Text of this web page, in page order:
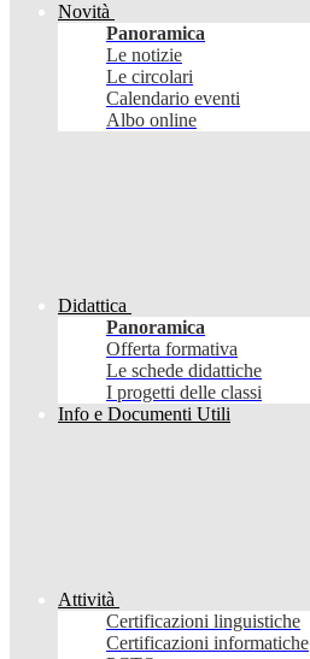
Novità
Panoramica
Le notizie
Le circolari
Calendario eventi
Albo online
Didattica
Panoramica
Offerta formativa
Le schede didattiche
I progetti delle classi
Info e Documenti Utili
Attività
Certificazioni linguistiche
Certificazioni informatiche